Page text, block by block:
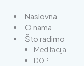
content
Naslovna
O nama
Što radimo
Meditacija
DOP